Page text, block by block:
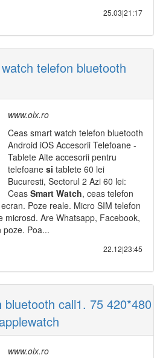
25.03|21:17
telefon bluetooth
www.olx.ro
Ceas smart watch telefon bluetooth
Android iOS Accesorii Telefoane -
Tablete Alte accesorii pentru
telefoane si tablete 60 lei
Bucuresti, Sectorul 2 Azi 60 lei:
Ceas Smart Watch, ceas telefon
Poze reale. Micro SIM telefon
microsd. Are Whatsapp, Facebook,
poze. Poa...
22.12|23:45
call1. 75 420*480
www.olx.ro